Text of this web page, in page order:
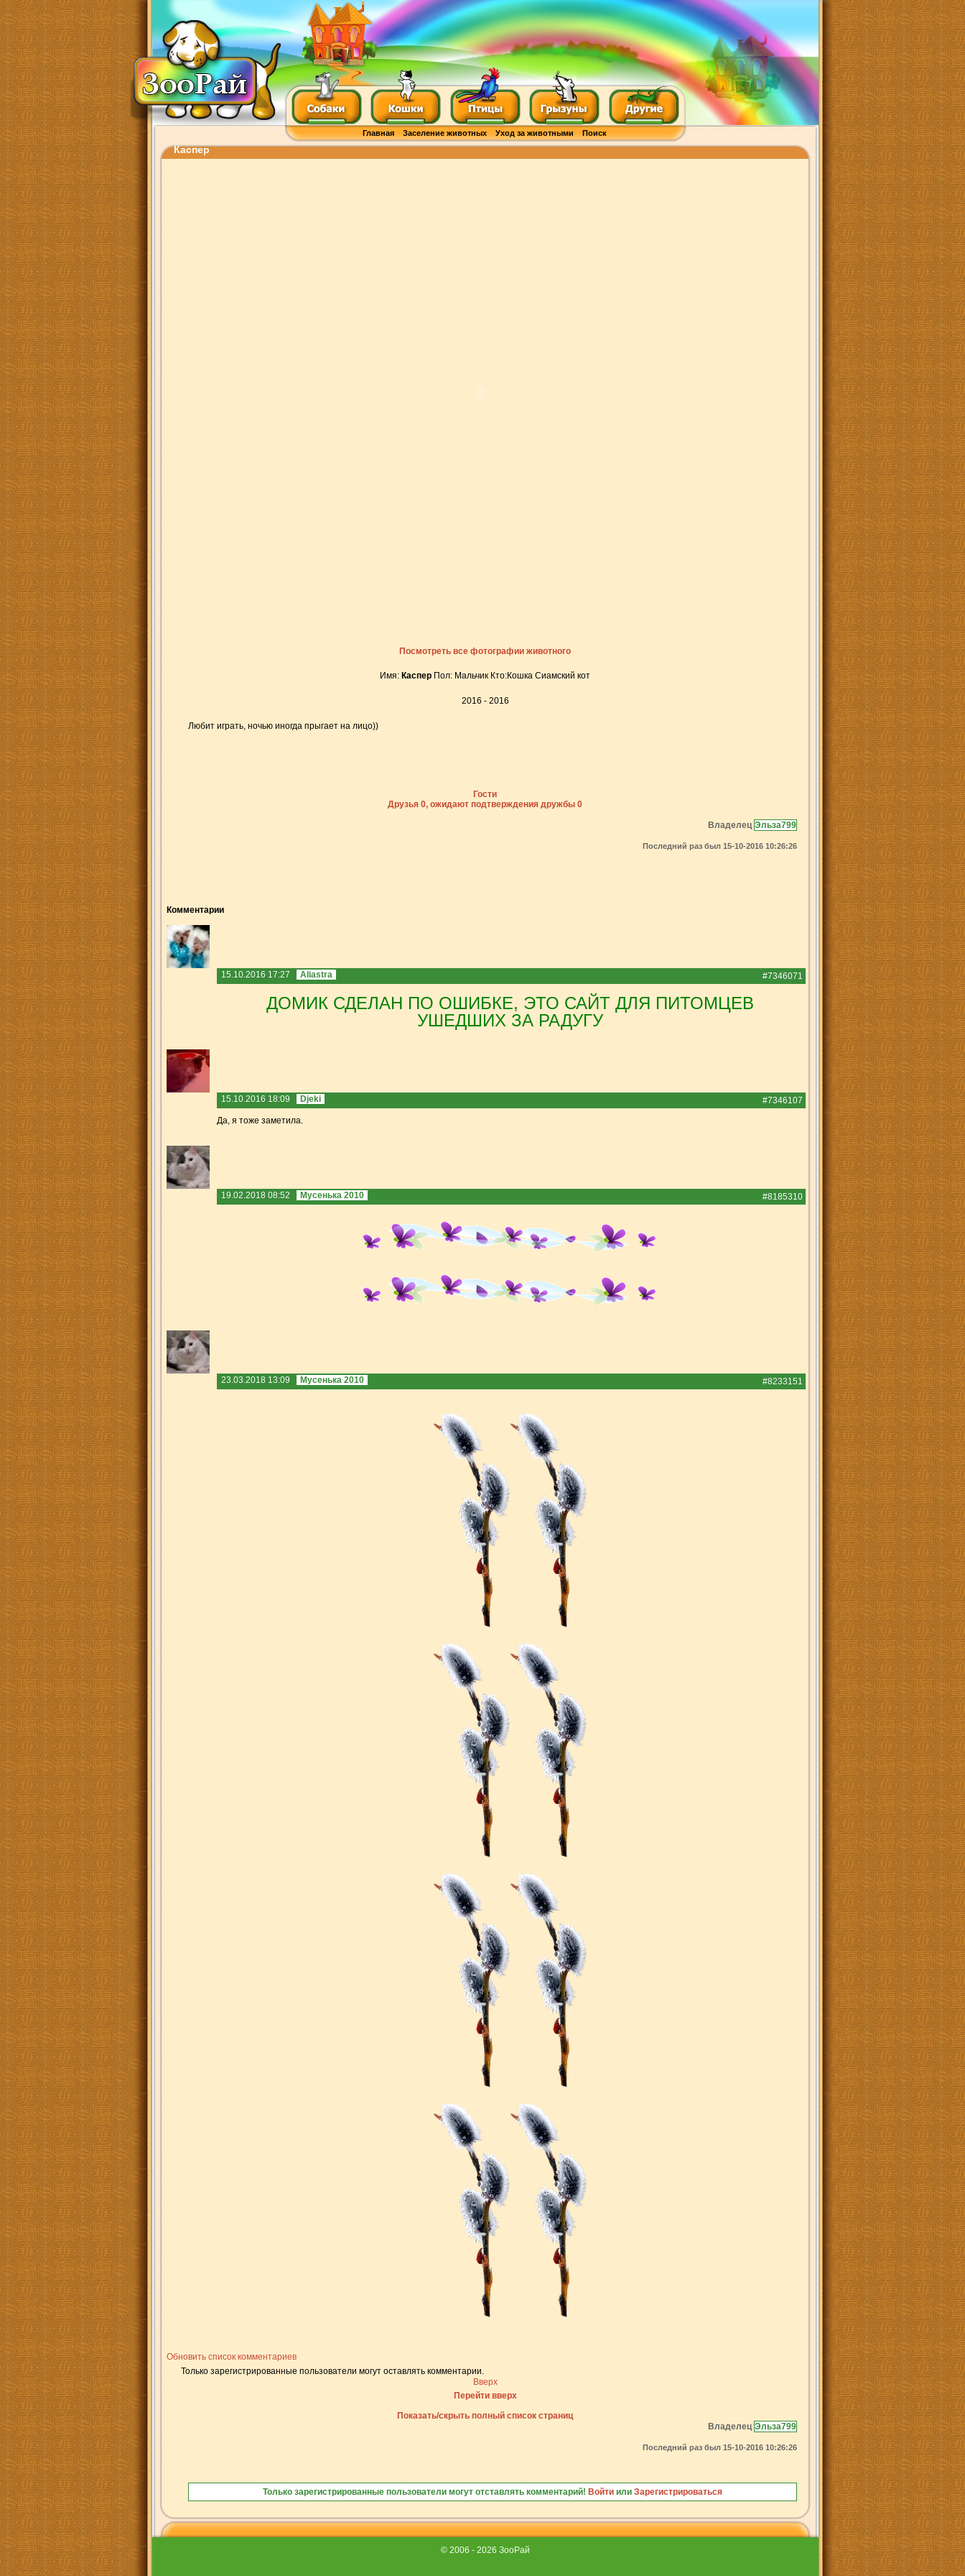
Главная Заселение животных Уход за животными Поиск
Каспер
Посмотреть все фотографии животного
Имя: Каспер Пол: Мальчик Кто:Кошка Сиамский кот
2016 - 2016
Любит играть, ночью иногда прыгает на лицо))
Гости
Друзья 0, ожидают подтверждения дружбы 0
Владелец Эльза799
Последний раз был 15-10-2016 10:26:26
Комментарии
15.10.2016 17:27 Aliastra #7346071
ДОМИК СДЕЛАН ПО ОШИБКЕ, ЭТО САЙТ ДЛЯ ПИТОМЦЕВ
УШЕДШИХ ЗА РАДУГУ
15.10.2016 18:09 Djeki
#7346107
Да, я тоже заметила.
19.02.2018 08:52 Мусенька 2010 #8185310
23.03.2018 13:09 Мусенька 2010 #8233151
Обновить список комментариев
Только зарегистрированные пользователи могут оставлять комментарии.
Вверх
Перейти вверх
Показать/скрыть полный список страниц
Владелец Эльза799
Последний раз был 15-10-2016 10:26:26
Только зарегистрированные пользователи могут отставлять комментарий! Войтиили Зарегистрироваться
© 2006 - 2026 ЗооРай